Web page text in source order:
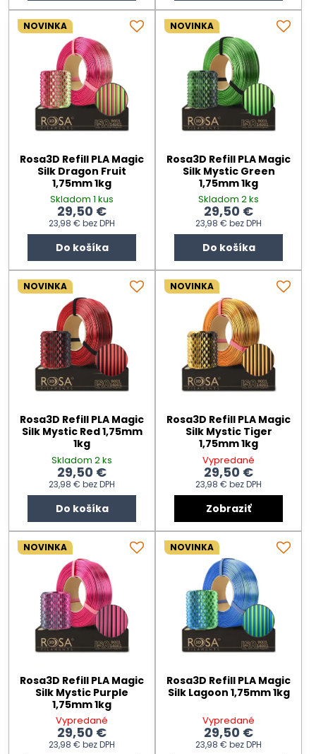
NOVINKA
Rosa3D Refill PLA Magic
Silk Dragon Fruit
1,75mm 1kg
Skladom 1 kus
29,50 €
23,98 € bez DPH
Do košíka
NOVINKA
Rosa3D Refill PLA Magic
Silk Mystic Green
1,75mm 1kg
Skladom 2 ks
29,50 €
23,98 € bez DPH
Do košíka
NOVINKA
Rosa3D Refill PLA Magic
Silk Mystic Red 1,75mm
1kg
Skladom 2 ks
29,50 €
23,98 € bez DPH
Do košíka
NOVINKA
Rosa3D Refill PLA Magic
Silk Mystic Tiger
1,75mm 1kg
Vypredané
29,50 €
23,98 € bez DPH
Zobraziť
NOVINKA
Rosa3D Refill PLA Magic
Silk Mystic Purple
1,75mm 1kg
Vypredané
29,50 €
23,98 € bez DPH
NOVINKA
Rosa3D Refill PLA Magic
Silk Lagoon 1,75mm 1kg
Vypredané
29,50 €
23,98 € bez DPH